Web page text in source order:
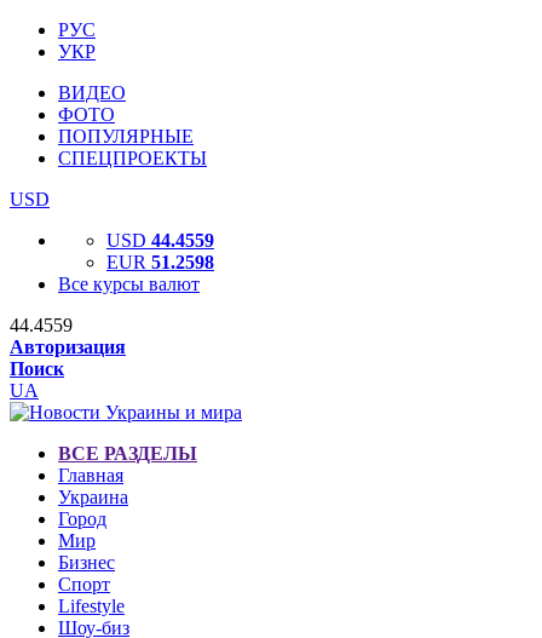
РУС
УКР
ВИДЕО
ФОТО
ПОПУЛЯРНЫЕ
СПЕЦПРОЕКТЫ
USD
USD 44.4559
EUR 51.2598
Все курсы валют
44.4559
Авторизация
Поиск
UA
ВСЕ РАЗДЕЛЫ
Главная
Украина
Город
Мир
Бизнес
Спорт
Lifestyle
Шоу-биз